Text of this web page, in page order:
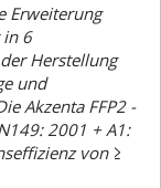
Erweiterung
in 6
Herstellung
und
Akzenta FFP2 -
2001 + A1:
von ≥